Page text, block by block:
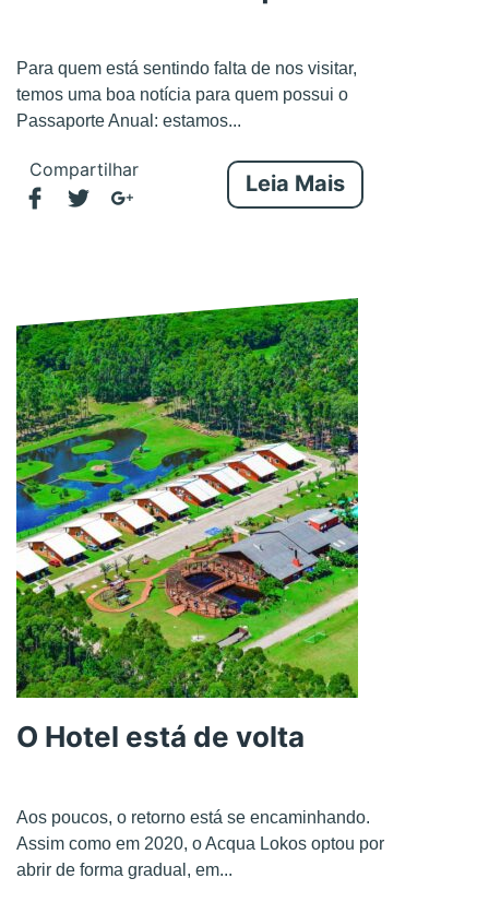
Para quem está sentindo falta de nos visitar,
temos uma boa notícia para quem possui o
Passaporte Anual: estamos...
Compartilhar
Leia Mais
O Hotel está de volta
Aos poucos, o retorno está se encaminhando.
Assim como em 2020, o Acqua Lokos optou por
abrir de forma gradual, em...